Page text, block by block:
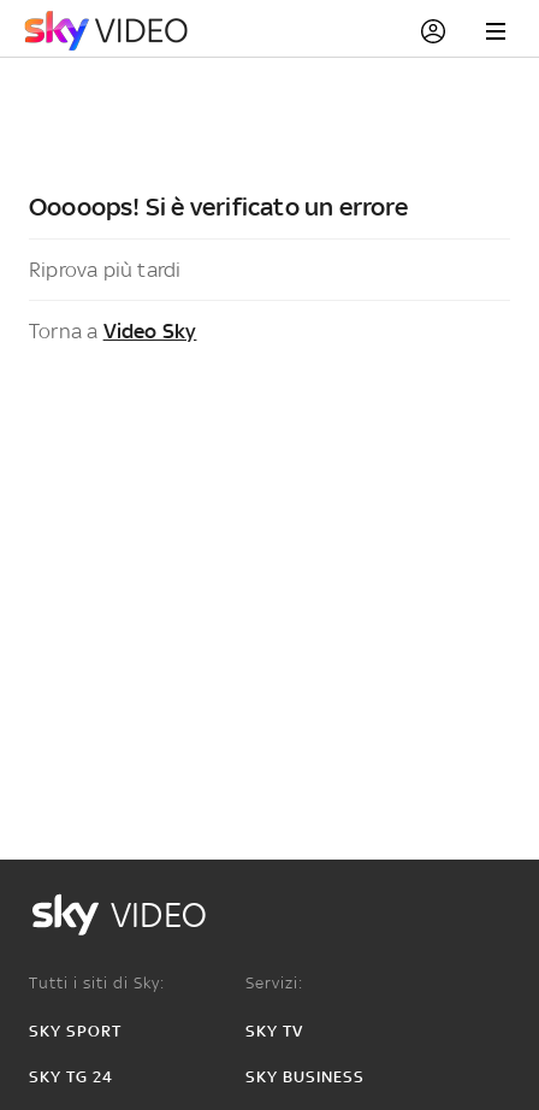
Ooooops! Si è verificato un errore
Riprova più tardi
Torna a Video Sky
VIDEO
Tutti i siti di Sky:
SKY SPORT
SKY TG 24
Servizi:
SKY TV
SKY BUSINESS